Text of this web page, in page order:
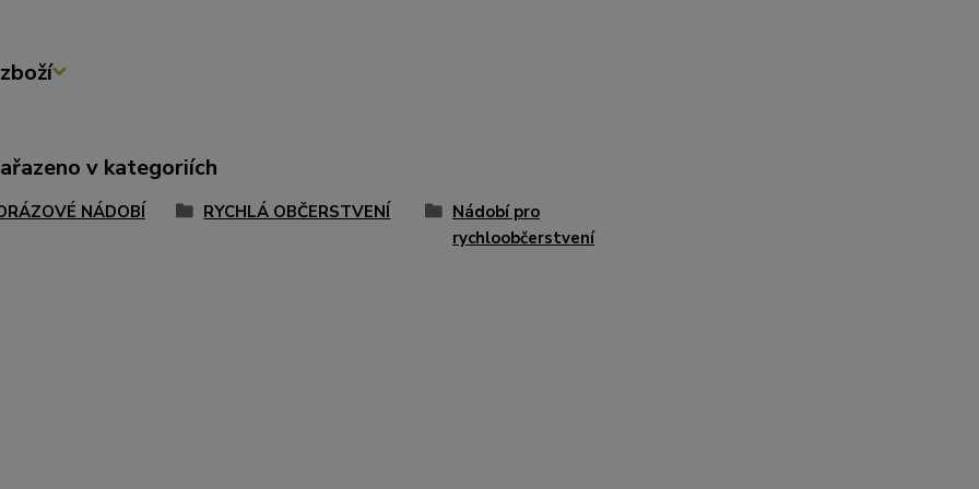
v kategoriích
NÁDOBÍ RYCHLÁ OBČERSTVENÍ
Nádobí pro
rychloobčerstvení